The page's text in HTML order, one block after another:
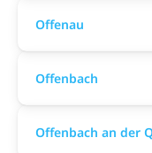
Offenau
Offenbach
Offenbach an der